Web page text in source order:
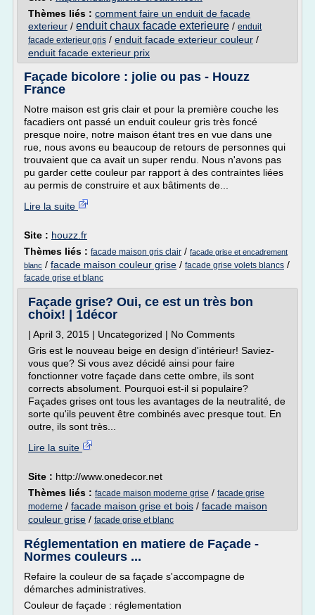
Thèmes liés : comment faire un enduit de facade
exterieur / enduit chaux facade exterieure / enduit
facade exterieur gris / enduit facade exterieur couleur /
enduit facade exterieur prix
Façade bicolore : jolie ou pas - Houzz
France
Notre maison est gris clair et pour la première couche les
facadiers ont passé un enduit couleur gris très foncé
presque noire, notre maison étant tres en vue dans une
rue, nous avons eu beaucoup de retours de personnes qui
trouvaient que ca avait un super rendu. Nous n'avons pas
pu garder cette couleur par rapport à des contraintes liées
au permis de construire et aux bâtiments de...
Lire la suite
Site : houzz.fr
Thèmes liés : facade maison gris clair / facade grise et encadrement
blanc / facade maison couleur grise / facade grise volets blancs /
facade grise et blanc
Façade grise? Oui, ce est un très bon
choix! | 1décor
| April 3, 2015 | Uncategorized | No Comments
Gris est le nouveau beige en design d'intérieur! Saviez-
vous que? Si vous avez décidé ainsi pour faire
fonctionner votre façade dans cette ombre, ils sont
corrects absolument. Pourquoi est-il si populaire?
Façades grises ont tous les avantages de la neutralité, de
sorte qu'ils peuvent être combinés avec presque tout. En
outre, ils sont très...
Lire la suite
Site : http://www.onedecor.net
Thèmes liés : facade maison moderne grise / facade grise
moderne / facade maison grise et bois / facade maison
couleur grise / facade grise et blanc
Réglementation en matiere de Façade -
Normes couleurs ...
Refaire la couleur de sa façade s'accompagne de
démarches administratives.
Couleur de façade : réglementation